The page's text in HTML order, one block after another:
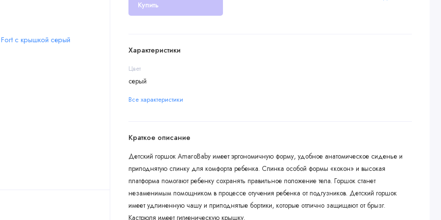
Купить
Характеристики
Цвет
серый
Все характеристики
Краткое описание
Детский горшок AmaroBaby имеет эргономичную форму, удобное анатомическое сиденье и
приподнятую спинку для комфорта ребенка. Спинка особой формы «кокон» и высокая
платформа помогают ребенку сохранять правильное положение тела. Горшок станет
незаменимым помощником в процессе отучения ребенка от подгузников. Детский горшок
имеет удлиненную чашу и приподнятые бортики, которые отлично защищают от брызг.
Кастрюля имеет гигиеническую крышку.